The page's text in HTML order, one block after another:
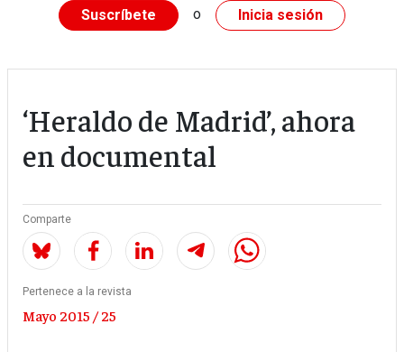
Suscríbete o Inicia sesión
‘Heraldo de Madrid’, ahora
en documental
Comparte
Pertenece a la revista
Mayo 2015 / 25